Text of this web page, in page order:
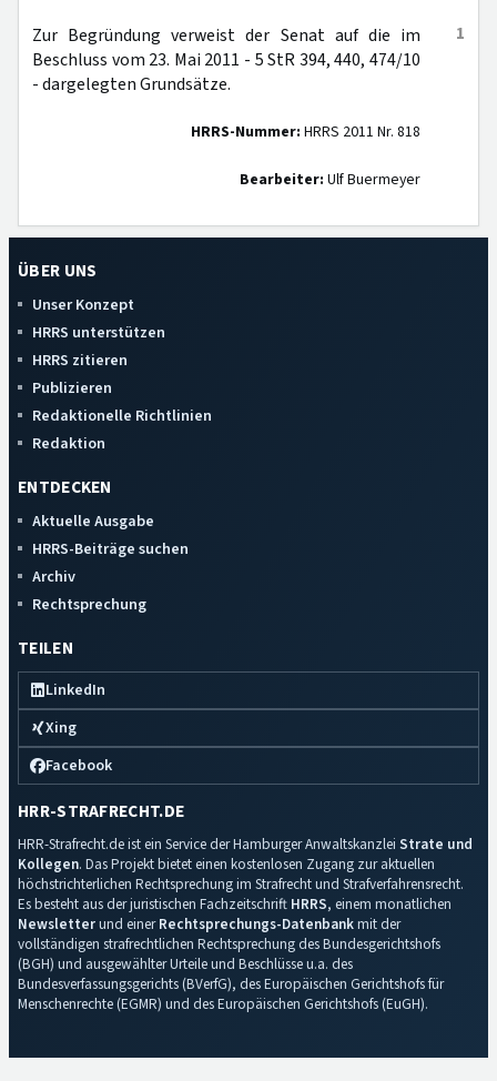
1
Zur Begründung verweist der Senat auf die im
Beschluss vom 23. Mai 2011 - 5 StR 394, 440, 474/10
- dargelegten Grundsätze.
HRRS-Nummer: HRRS 2011 Nr. 818
Bearbeiter: Ulf Buermeyer
ÜBER UNS
Unser Konzept
HRRS unterstützen
HRRS zitieren
Publizieren
Redaktionelle Richtlinien
Redaktion
ENTDECKEN
Aktuelle Ausgabe
HRRS-Beiträge suchen
Archiv
Rechtsprechung
TEILEN
LinkedIn
Xing
Facebook
HRR-STRAFRECHT.DE
HRR-Strafrecht.de ist ein Service der Hamburger Anwaltskanzlei Strate und
Kollegen. Das Projekt bietet einen kostenlosen Zugang zur aktuellen
höchstrichterlichen Rechtsprechung im Strafrecht und Strafverfahrensrecht.
Es besteht aus der juristischen Fachzeitschrift HRRS, einem monatlichen
Newsletterund einerRechtsprechungs-Datenbankmit der
vollständigen strafrechtlichen Rechtsprechung des Bundesgerichtshofs
(BGH) und ausgewählter Urteile und Beschlüsse u.a. des
Bundesverfassungsgerichts (BVerfG), des Europäischen Gerichtshofs für
Menschenrechte (EGMR) und des Europäischen Gerichtshofs (EuGH).